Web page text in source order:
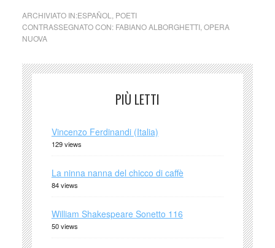
ARCHIVIATO IN:ESPAÑOL
POETI
CONTRASSEGNATO CON: FABIANO ALBORGHETTI, OPERA
NUOVA
PIÙ LETTI
Vincenzo Ferdinandi (Italia)
129 views
La ninna nanna del chicco di caffè
84 views
William Shakespeare Sonetto 116
50 views